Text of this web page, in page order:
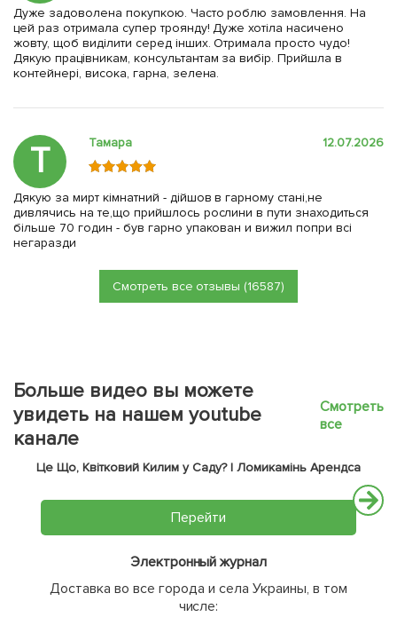
Дуже задоволена покупкою. Часто роблю замовлення. На
цей раз отримала супер троянду! Дуже хотіла насичено
жовту, щоб виділити серед інших. Отримала просто чудо!
Дякую працівникам, консультантам за вибір. Прийшла в
контейнері, висока, гарна, зелена.
Т Тамара 12.07.2026
Дякую за мирт кімнатний - дійшов в гарному стані,не
дивлячись на те,що прийшлось рослини в пути знаходиться
більше 70 годин - був гарно упакован и вижил попри всі
негаразди
Смотреть все отзывы (16587)
Больше видео вы можете
увидеть на нашем youtube
канале
Смотреть
все
Це Що, Квітковий Килим у Саду? | Ломикамінь Арендса
Перейти
Электронный журнал
Доставка во все города и села Украины, в том
числе: